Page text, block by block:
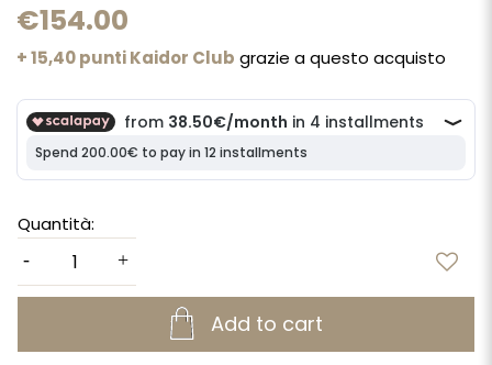
€154.00
+ 15,40 punti Kaidor Club grazie a questo acquisto
Quantità:
Add to cart